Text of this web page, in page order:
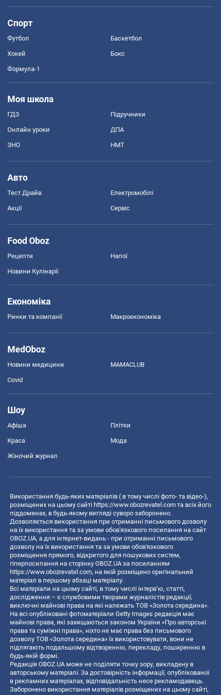
Спорт
Футбол Баскетбол
Хокей Бокс
Формула-1
Моя школа
ГДЗ Підручники
Онлайн уроки ДПА
ЗНО НМТ
Авто
Тест Драйв Електромобілі
Акції Сервіс
Food Oboz
Рецепти Напої
Новини Кулінарії
Економіка
Ринки та компанії Макроекономіка
MedOboz
Новини медицини MAMACLUB
Covid
Шоу
Афіша Плітки
Краса Мода
Жіночий журнал
Використання будь-яких матеріалів ( в тому числі фото- та відео-),
розміщених на цьому сайті https://www.obozrevatel.com та всіх його
піддоменах, в будь-якому вигляді суворо заборонено.
Дозволяється використання при отриманні письмового дозволу
на їх використання та за умови обов'язкового посилання на сайт
OBOZ.UA, а для інтернет-видань - при отриманні письмового
дозволу на їх використання та за умови обов'язкового
розміщення прямого, відкритого для пошукових систем,
гіперпосилання на сторінку OBOZ.UA за посиланням
https://www.obozrevatel.com, на якій розміщено оригінальний
матеріал в першому абзаці матеріалу.
Всі матеріали на цьому сайті, в тому числі інтерв’ю, статті,
дослідження – є службовими творами журналістів редакції,
виключні майнові права на які належать ТОВ «Золота середина».
На всі опубліковані фотоматеріали Getty Images редакція має
майнові права, які захищаються законом України «Про авторські
права та суміжні права», ніхто не має права без письмового
дозволу ТОВ «Золота середина» їх використовувати, вони не
підлягають подальшому відтворенню, перекладу, поширенню в
будь-якій формі.
Редакція OBOZ.UA може не поділяти точку зору, викладену в
авторському матеріалі. За достовірність інформації, опублікованої
в рекламних матеріалах, відповідальність несе рекламодавець.
Заборонено використання матеріалів розміщених на цьому сайті,